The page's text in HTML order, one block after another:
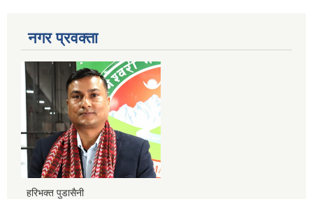
नगर प्रवक्ता
हरिभक्त पुडासैनी